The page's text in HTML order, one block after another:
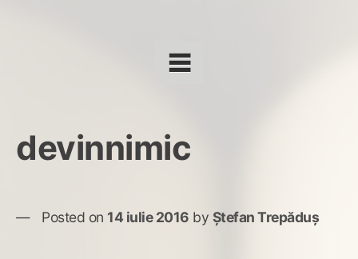
devinnimic
Posted on 14 iulie 2016 by Ștefan Trepăduș